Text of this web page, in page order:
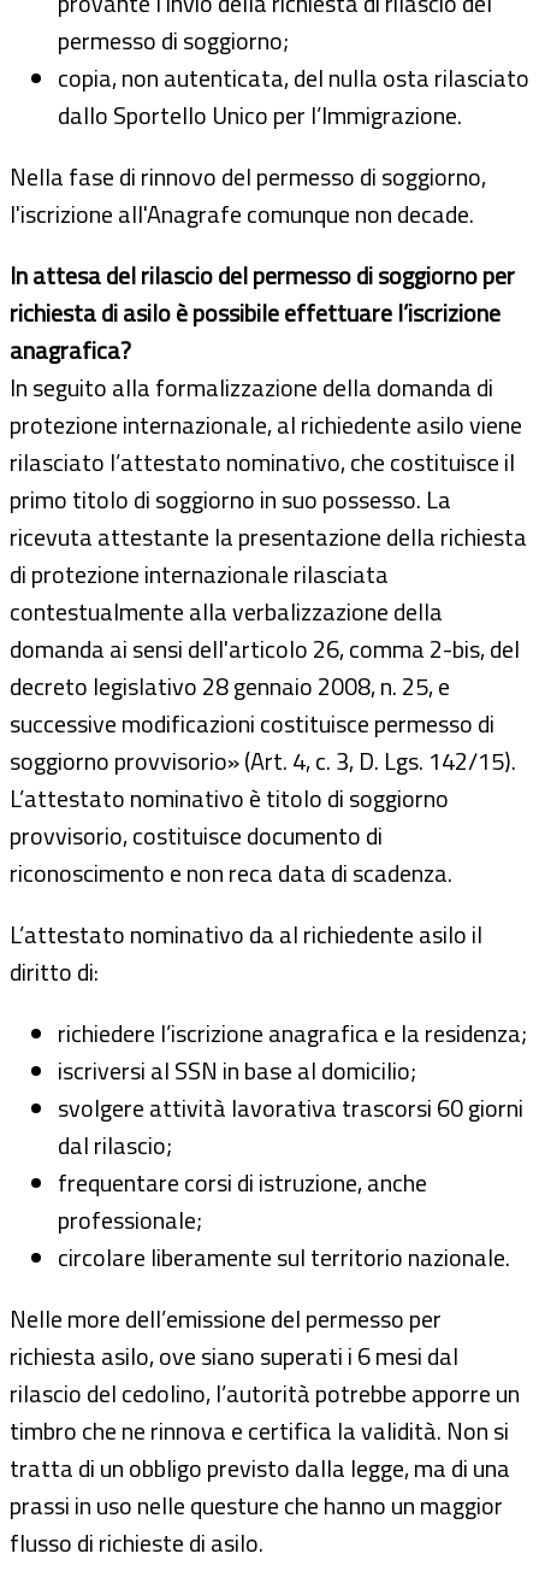
permesso di soggiorno;
copia, non autenticata, del nulla osta rilasciato
dallo Sportello Unico per l’Immigrazione.
Nella fase di rinnovo del permesso di soggiorno,
l'iscrizione all'Anagrafe comunque non decade.
In attesa del rilascio del permesso di soggiorno per
richiesta di asilo è possibile effettuare l’iscrizione
anagrafica?
In seguito alla formalizzazione della domanda di
protezione internazionale, al richiedente asilo viene
rilasciato l’attestato nominativo, che costituisce il
primo titolo di soggiorno in suo possesso. La
ricevuta attestante la presentazione della richiesta
di protezione internazionale rilasciata
contestualmente alla verbalizzazione della
domanda ai sensi dell'articolo 26, comma 2-bis, del
decreto legislativo 28 gennaio 2008, n. 25, e
successive modificazioni costituisce permesso di
soggiorno provvisorio» (Art. 4, c. 3, D. Lgs. 142/15).
L’attestato nominativo è titolo di soggiorno
provvisorio, costituisce documento di
riconoscimento e non reca data di scadenza.
L’attestato nominativo da al richiedente asilo il
diritto di:
richiedere l’iscrizione anagrafica e la residenza;
iscriversi al SSN in base al domicilio;
svolgere attività lavorativa trascorsi 60 giorni
dal rilascio;
frequentare corsi di istruzione, anche
professionale;
circolare liberamente sul territorio nazionale.
Nelle more dell’emissione del permesso per
richiesta asilo, ove siano superati i 6 mesi dal
rilascio del cedolino, l’autorità potrebbe apporre un
timbro che ne rinnova e certifica la validità. Non si
tratta di un obbligo previsto dalla legge, ma di una
prassi in uso nelle questure che hanno un maggior
flusso di richieste di asilo.